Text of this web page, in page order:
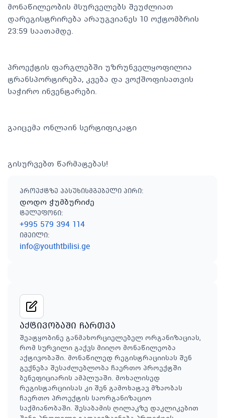
მონაწილეობის მსურველებს შეუძლიათ
დარეგისტრირება არაუგვიანეს 10 ოქტომბრის
23:59 საათამდე.
პროექტის ფარგლებში უზრუნველყოფილია
ტრანსპორტირება, კვება და ვოქშოფისათვის
საჭირო ინვენტარები.
გაიცემა ონლაინ სერტიფიკატი
გისურვებთ წარმატებას!
პროექტზე პასუხისმგებელი პირი:
დოდო ჭუმბურიძე
ტელეფონი:
+995 579 394 114
იმეილი:
info@youthtbilisi.ge
აქტივობაში ჩართვა
შეატყობინე განმახორციელებელ ორგანიზაციას,
რომ სურვილი გაქვს მიიღო მონაწილეობა
აქტივობაში. მონაწილედ რეგისტრაციისას შენ
გექნება შესაძლებლობა ჩაერთო პროექტში
ბენეფიციარის ამპლუაში. მოხალისედ
რეგისტარციისას კი შენ გამოხატავ მზაობას
ჩაერთო პროექტის საორგანიზაციო
საქმიანობაში. შესაბამის ღილაკზე დაკლიკებით